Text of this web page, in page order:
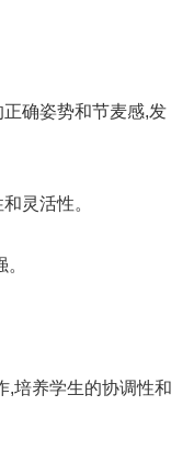
确姿势和节麦感,发
灵活性。
养学生的协调性和